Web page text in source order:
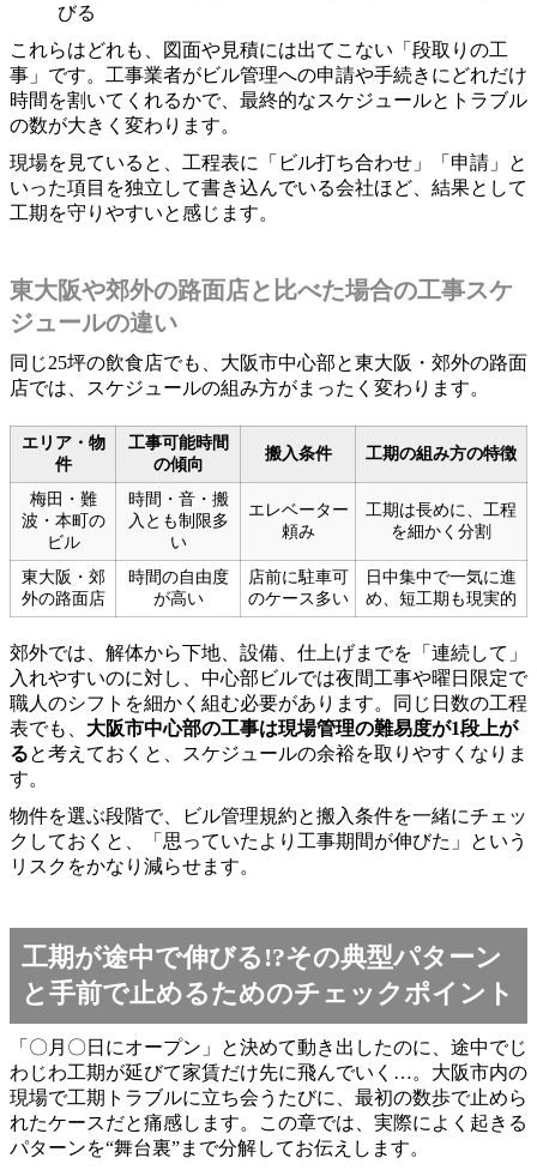
びる
これらはどれも、図面や見積には出てこない「段取りの工
事」です。工事業者がビル管理への申請や手続きにどれだけ
時間を割いてくれるかで、最終的なスケジュールとトラブル
の数が大きく変わります。
現場を見ていると、工程表に「ビル打ち合わせ」「申請」と
いった項目を独立して書き込んでいる会社ほど、結果として
工期を守りやすいと感じます。
東大阪や郊外の路面店と比べた場合の工事スケ
ジュールの違い
同じ25坪の飲食店でも、大阪市中心部と東大阪・郊外の路面
店では、スケジュールの組み方がまったく変わります。
エリア・物
件
工事可能時間
の傾向
搬入条件 工期の組み方の特徴
梅田・難
波・本町の
ビル
時間・音・搬
入とも制限多
い
エレベーター
頼み
工期は長めに、工程
を細かく分割
東大阪・郊
外の路面店
時間の自由度
が高い
店前に駐車可
のケース多い
日中集中で一気に進
め、短工期も現実的
郊外では、解体から下地、設備、仕上げまでを「連続して」
入れやすいのに対し、中心部ビルでは夜間工事や曜日限定で
職人のシフトを細かく組む必要があります。同じ日数の工程
表でも、 大阪市中心部の工事は現場管理の難易度が1段上が
ると考えておくと、スケジュールの余裕を取りやすくなりま
す。
物件を選ぶ段階で、ビル管理規約と搬入条件を一緒にチェッ
クしておくと、「思っていたより工事期間が伸びた」という
リスクをかなり減らせます。
工期が途中で伸びる!?その典型パターン
と手前で止めるためのチェックポイント
「〇月〇日にオープン」と決めて動き出したのに、途中でじ
わじわ工期が延びて家賃だけ先に飛んでいく…。大阪市内の
現場で工期トラブルに立ち会うたびに、最初の数歩で止めら
れたケースだと痛感します。この章では、実際によく起きる
パターンを“舞台裏”まで分解してお伝えします。